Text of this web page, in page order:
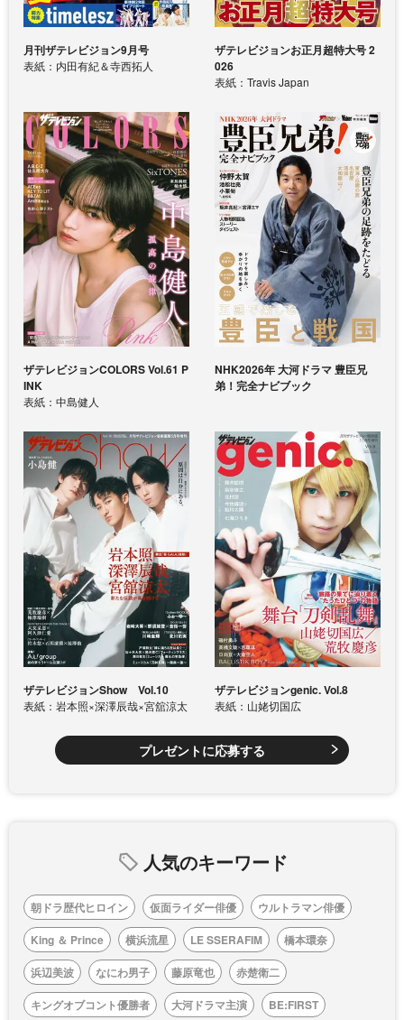
月刊ザテレビジョン9月号
表紙：内田有紀＆寺西拓人
ザテレビジョンお正月超特大号 2
026
表紙：Travis Japan
ザテレビジョンCOLORS Vol.61 P
INK
表紙：中島健人
NHK2026年 大河ドラマ 豊臣兄
弟！完全ナビブック
ザテレビジョンShow Vol.10
表紙：岩本照×深澤辰哉×宮舘涼太
ザテレビジョンgenic. Vol.8
表紙：山姥切国広
プレゼントに応募する
人気のキーワード
朝ドラ歴代ヒロイン 仮面ライダー俳優
ウルトラマン俳優
King ＆ Prince
横浜流星 LE SSERAFIM
橋本環奈
浜辺美波
なにわ男子 藤原竜也
赤楚衛二
キングオブコント優勝者
大河ドラマ主演
BE:FIRST